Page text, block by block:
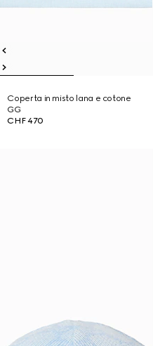
Coperta in misto lana e cotone
GG
CHF 470